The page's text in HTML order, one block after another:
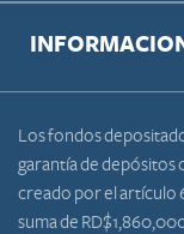
Los fondos
garantía de depósitos
creado por el artículo
suma de